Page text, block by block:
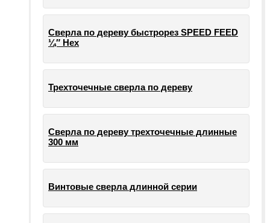
Сверла по дереву быстрорез SPEED FEED
¼″ Hex
Трехточечные сверла по дереву
Сверла по дереву трехточечные длинные
300 мм
Винтовые сверла длинной серии